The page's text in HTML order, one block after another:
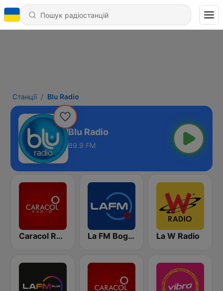
Станції Blu Radio
Blu Radio
89.9 FM
Caracol Radio La FM Bogotá La W Radio